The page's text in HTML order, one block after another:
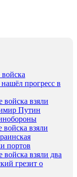
прогресс в
взяли
Путин
взяли
портов
взяли два
грезит о